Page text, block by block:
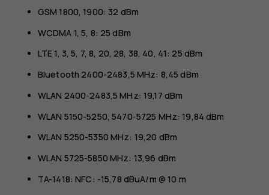
GSM 1800, 1900: 32 dBm
WCDMA 1, 5, 8: 25 dBm
LTE 1, 3, 5, 7, 8, 20, 28, 38, 40, 41: 25 dBm
Bluetooth 2400-2483,5 MHz: 8,45 dBm
WLAN 2400-2483,5 MHz: 19,17 dBm
WLAN 5150-5250, 5470-5725 MHz: 19,84 dBm
WLAN 5250-5350 MHz: 19,20 dBm
WLAN 5725-5850 MHz: 13,96 dBm
TA-1418: NFC: -15,78 dBuA/m @ 10 m